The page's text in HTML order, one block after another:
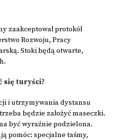
zaakceptował protokół
Rozwoju, Pracy
Stoki będą otwarte,
się turyści?
i utrzymywania dystansu
będzie założyć maseczki.
być wyraźnie podzielona.
pomóc: specjalne taśmy,